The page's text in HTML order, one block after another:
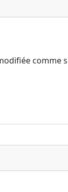
comme